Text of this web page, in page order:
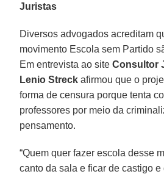
Juristas
Diversos advogados acreditam
movimento Escola sem Partido
Em entrevista ao site Consultor
Lenio Streck afirmou que o
forma de censura porque tenta
professores por meio da
pensamento.
“Quem quer fazer escola desse
canto da sala e ficar de castigo e